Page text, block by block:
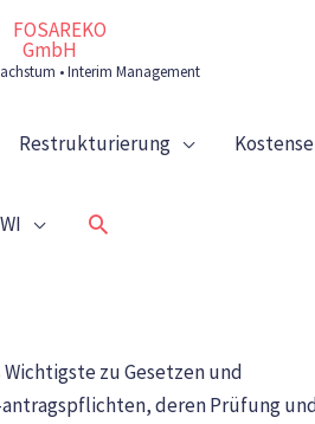
• Interim Management
Restrukturierung
Suchen
zu Gesetzen und
deren Prüfung